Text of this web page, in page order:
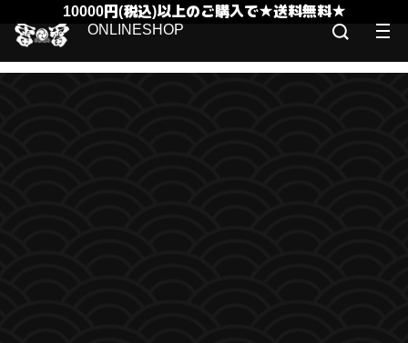
10000円(税込)以上のご購入で★送料無料★
ONLINESHOP